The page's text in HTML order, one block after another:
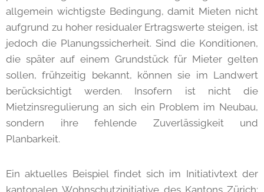
allgemein wichtigste Bedingung, damit Mieten nicht
aufgrund zu hoher residualer Ertragswerte steigen, ist
jedoch die Planungssicherheit. Sind die Konditionen,
die später auf einem Grundstück für Mieter gelten
sollen, frühzeitig bekannt, können sie im Landwert
berücksichtigt werden. Insofern ist nicht die
Mietzinsregulierung an sich ein Problem im Neubau,
sondern ihre fehlende Zuverlässigkeit und
Planbarkeit.
Ein aktuelles Beispiel findet sich im Initiativtext der